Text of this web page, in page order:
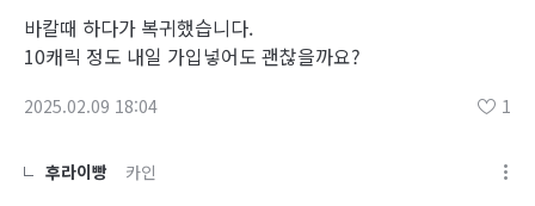
바칼때 하다가 복귀했습니다.
10캐릭 정도 내일 가입넣어도 괜찮을까요?
2025.02.09 18:04 1
후라이빵 카인